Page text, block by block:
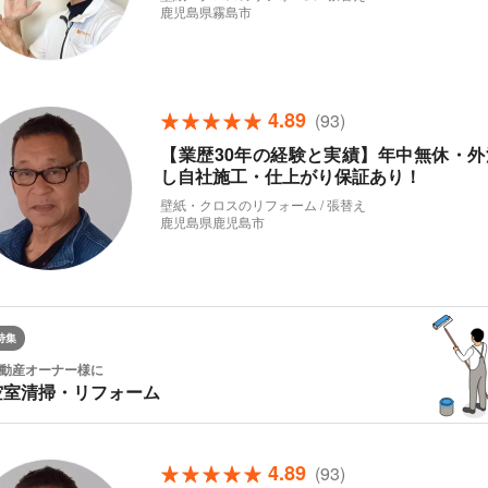
鹿児島県霧島市
4.89 (93)
【業歴30年の経験と実績】年中無休・
し自社施工・仕上がり保証あり！
壁紙・クロスのリフォーム / 張替え
鹿児島県鹿児島市
集
産オーナー様に
清掃・リフォーム
4.89 (93)